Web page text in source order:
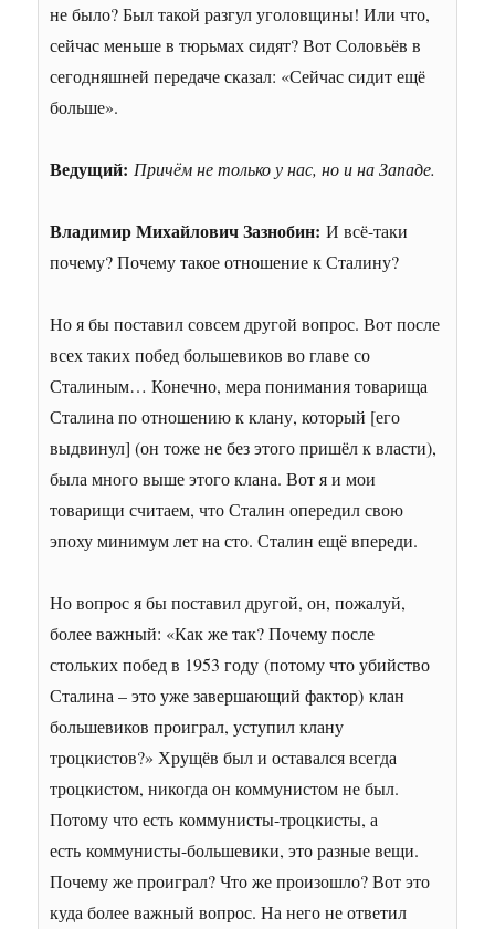
не было? Был такой разгул уголовщины! Или что,
сейчас меньше в тюрьмах сидят? Вот Соловьёв в
сегодняшней передаче сказал: «Сейчас сидит ещё
больше».
Ведущий:Причём не только у нас, но и на Западе.
Владимир Михайлович Зазнобин:И всё-таки
почему? Почему такое отношение к Сталину?
Но я бы поставил совсем другой вопрос. Вот после
всех таких побед большевиков во главе со
Сталиным… Конечно, мера понимания товарища
Сталина по отношению к клану, который [его
выдвинул] (он тоже не без этого пришёл к власти),
была много выше этого клана. Вот я и мои
товарищи считаем, что Сталин опередил свою
эпоху минимум лет на сто. Сталин ещё впереди.
Но вопрос я бы поставил другой, он, пожалуй,
более важный: «Как же так? Почему после
стольких побед в 1953 году (потому что убийство
Сталина – это уже завершающий фактор) клан
большевиков проиграл, уступил клану
троцкистов?» Хрущёв был и оставался всегда
троцкистом, никогда он коммунистом не был.
Потому что есть коммунисты-троцкисты, а
есть коммунисты-большевики, это разные вещи.
Почему же проиграл? Что же произошло? Вот это
куда более важный вопрос. На него не ответил